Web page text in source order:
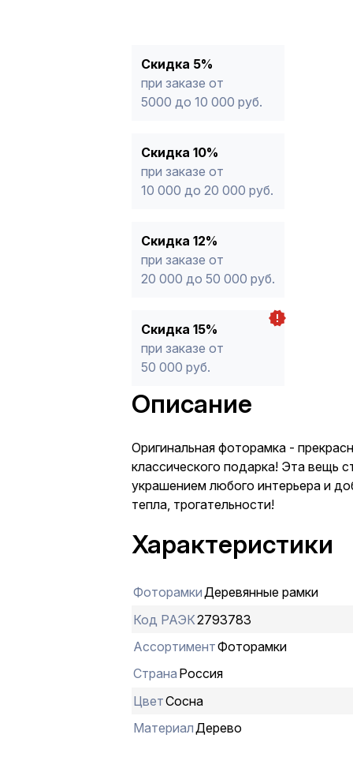
* -Для заказов, состоящих
продукции, максимальная скидка
Скидка 5%
при заказе от
5000 до 10 000 руб.
Скидка 10%
при заказе от
10 000 до 20 000 руб.
Скидка 12%
при заказе от
20 000 до 50 000 руб.
Скидка 15%
при заказе от
50 000 руб.
Описание
Оригинальная фоторамка -
классического подарка! Эта вещь
украшением любого интерьера и
тепла, трогательности!
Характеристики
ФоторамкиДеревянные рамки
Код РАЭК2793783
АссортиментФоторамки
Страна Россия
ЦветСосна
МатериалДерево